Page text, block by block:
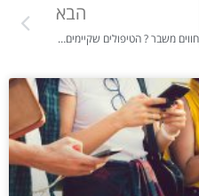
הבא
חווים משבר ? הטיפולים שקיימים כדי להתגבר עליו